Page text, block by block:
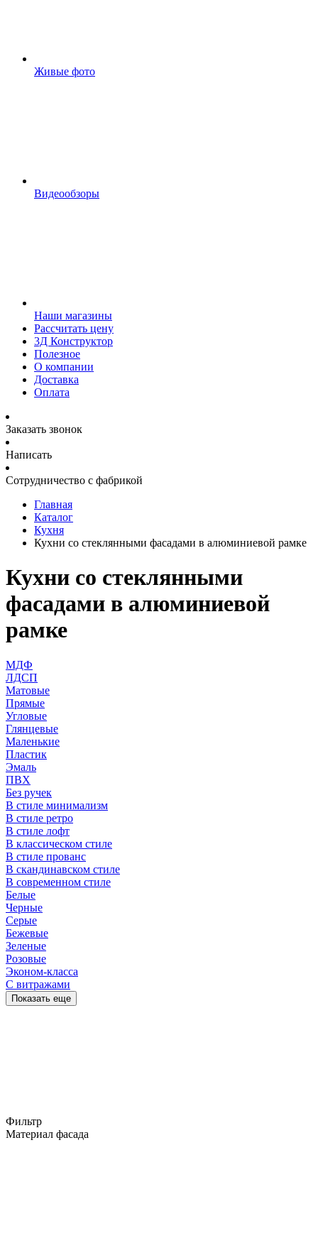
Живые фото
Видеообзоры
Наши магазины
Рассчитать цену
3Д Конструктор
Полезное
О компании
Доставка
Оплата
Заказать звонок
Написать
Сотрудничество с фабрикой
Главная
Каталог
Кухня
Кухни со стеклянными фасадами в алюминиевой рамке
Кухни со стеклянными
фасадами в алюминиевой
рамке
МДФ
ЛДСП
Матовые
Прямые
Угловые
Глянцевые
Маленькие
Пластик
Эмаль
ПВХ
Без ручек
В стиле минимализм
В стиле ретро
В стиле лофт
В классическом стиле
В стиле прованс
В скандинавском стиле
В современном стиле
Белые
Черные
Серые
Бежевые
Зеленые
Розовые
Эконом-класса
С витражами
Показать еще
Фильтр
Материал фасада